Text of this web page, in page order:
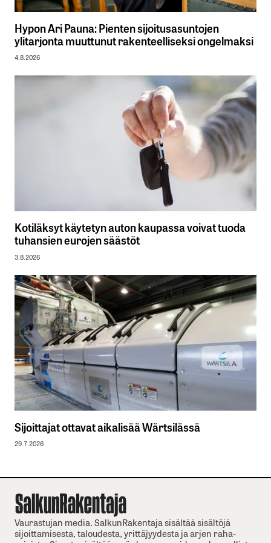
Hypon Ari Pauna: Pienten sijoitusasuntojen
ylitarjonta muuttunut rakenteelliseksi ongelmaksi
4.8.2026
Kotiläksyt käytetyn auton kaupassa voivat tuoda
tuhansien eurojen säästöt
3.8.2026
Sijoittajat ottavat aikalisää Wärtsilässä
29.7.2026
Vaurastujan media. SalkunRakentaja sisältää sisältöjä
sijoittamisesta, taloudesta, yrittäjyydesta ja arjen raha-